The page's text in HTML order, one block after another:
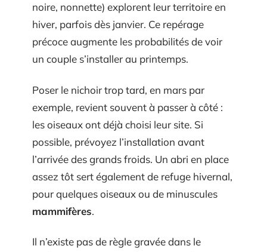
noire, nonnette) explorent leur territoire en
hiver, parfois dès janvier. Ce repérage
précoce augmente les probabilités de voir
un couple s’installer au printemps.
Poser le nichoir trop tard, en mars par
exemple, revient souvent à passer à côté :
les oiseaux ont déjà choisi leur site. Si
possible, prévoyez l’installation avant
l’arrivée des grands froids. Un abri en place
assez tôt sert également de refuge hivernal,
pour quelques oiseaux ou de minuscules
mammifères.
Il n’existe pas de règle gravée dans le